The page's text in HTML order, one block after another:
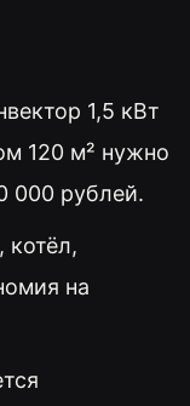
1,5 кВт
120 м² нужно
000 рублей.
на